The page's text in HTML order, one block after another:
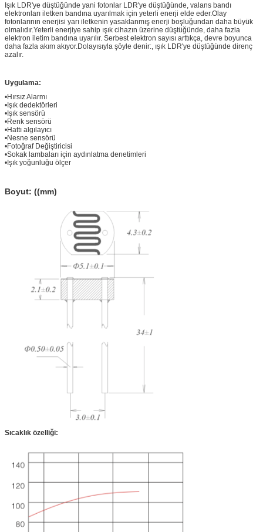
Işık LDR'ye düştüğünde yani fotonlar LDR'ye düştüğünde, valans bandı
elektronları iletken bandına uyarılmak için yeterli enerji elde eder.Olay
fotonlarının enerjisi yarı iletkenin yasaklanmış enerji boşluğundan daha büyük
olmalıdır.Yeterli enerjiye sahip ışık cihazın üzerine düştüğünde, daha fazla
elektron iletim bandına uyarılır. Serbest elektron sayısı arttıkça, devre boyunca
daha fazla akım akıyor.Dolayısıyla şöyle denir:, ışık LDR'ye düştüğünde direnç
azalır.
Uygulama:
•Hırsız Alarmı
•Işık dedektörleri
•Işık sensörü
•Renk sensörü
•Hattı algılayıcı
•Nesne sensörü
•Fotoğraf Değiştiricisi
•Sokak lambaları için aydınlatma denetimleri
•Işık yoğunluğu ölçer
Boyut: ((mm)
Sıcaklık özelliği: